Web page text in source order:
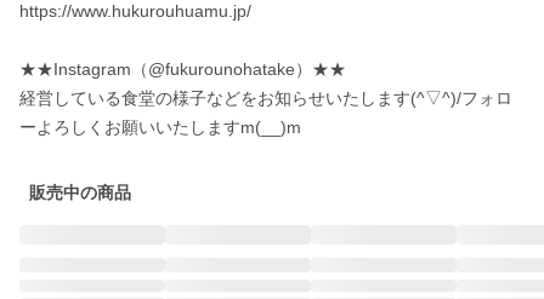
https://www.hukurouhuamu.jp/
★★Instagram（@fukurounohatake）★★
経営している食堂の様子などをお知らせいたします(^▽^)/フォロ
販売中の商品